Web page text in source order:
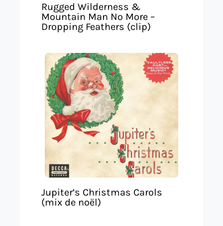
Rugged Wilderness &
Mountain Man No More –
Dropping Feathers (clip)
Jupiter’s Christmas Carols
(mix de noël)